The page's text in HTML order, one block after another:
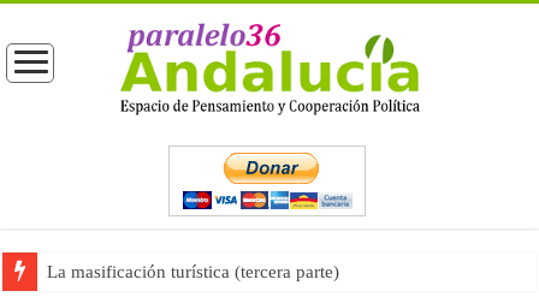
La masificación turística (tercera parte)